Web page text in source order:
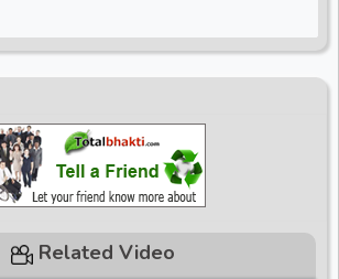
Related Video